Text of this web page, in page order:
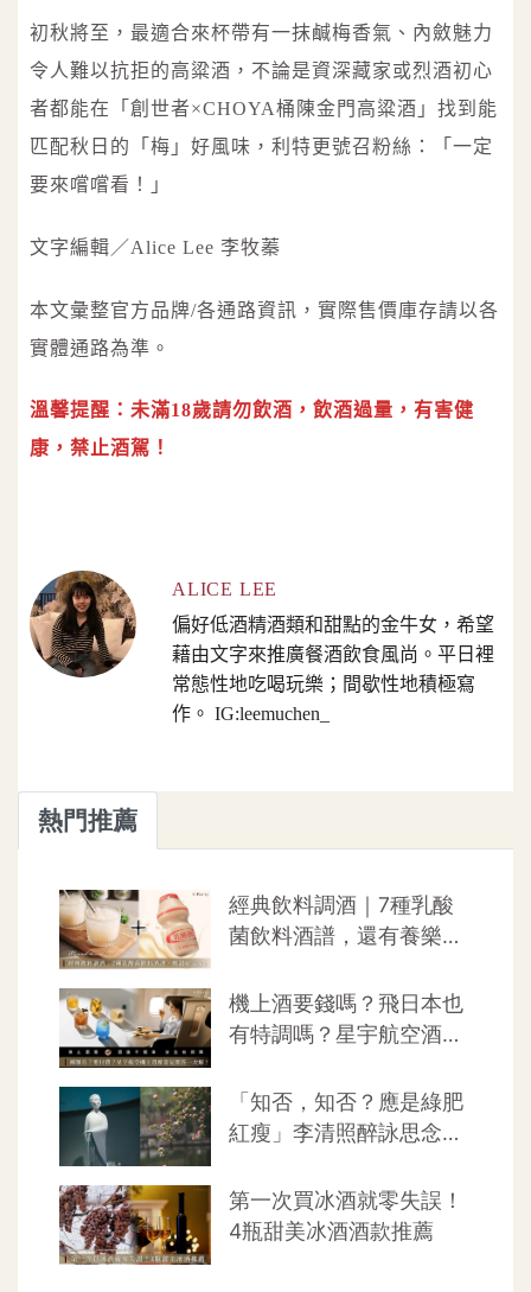
初秋將至，最適合來杯帶有一抹鹹梅香氣、內斂魅力
令人難以抗拒的高粱酒，不論是資深藏家或烈酒初心
者都能在「創世者×CHOYA桶陳金門高粱酒」找到能
匹配秋日的「梅」好風味，利特更號召粉絲：「一定
要來嚐嚐看！」
文字編輯／Alice Lee 李牧蓁
本文彙整官方品牌/各通路資訊，實際售價庫存請以各
實體通路為準。
溫馨提醒：未滿18歲請勿飲酒，飲酒過量，有害健
康，禁止酒駕！
ALICE LEE
偏好低酒精酒類和甜點的金牛女，希望
藉由文字來推廣餐酒飲食風尚。平日裡
常態性地吃喝玩樂；間歇性地積極寫
作。 IG:leemuchen_